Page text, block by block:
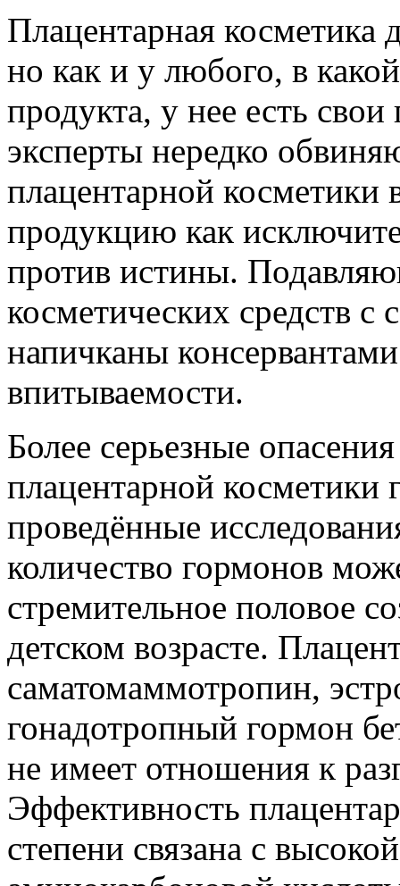
Плацентарная косметика
но как и у любого, в
продукта, у нее есть
эксперты нередко
плацентарной косметики
продукцию как
против истины.
косметических средств
напичканы
впитываемости.
Более серьезные
плацентарной
проведённые
количество гормонов
стремительное половое
детском возрасте.
саматомаммотропин,
гонадотропный гормон
не имеет отношения к
Эффективность
степени связана с